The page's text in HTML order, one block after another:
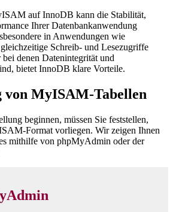
auf InnoDB kann die Stabilität,
Ihrer Datenbankanwendung
in Anwendungen wie
Schreib- und Lesezugriffe
denen Datenintegrität und
bietet InnoDB klare Vorteile.
MyISAM-Tabellen
beginnen, müssen Sie feststellen,
Format vorliegen. Wir zeigen Ihnen
mithilfe von phpMyAdmin oder der